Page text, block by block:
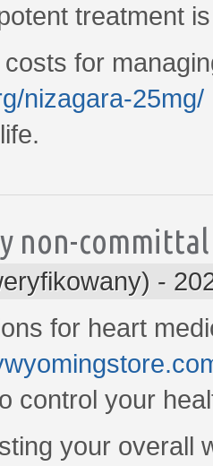
treatment
for
nizagara-25mg/
non-
-
for heart
control your
your overall